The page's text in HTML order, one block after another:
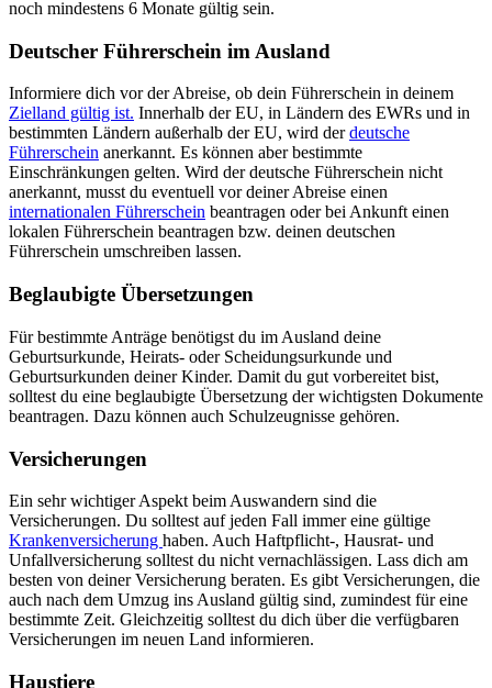
noch mindestens 6 Monate gültig sein.
Deutscher Führerschein im Ausland
Informiere dich vor der Abreise, ob dein Führerschein in deinem
Zielland gültig ist. Innerhalb der EU, in Ländern des EWRs und in
bestimmten Ländern außerhalb der EU, wird derdeutsche
Führerschein anerkannt. Es können aber bestimmte
Einschränkungen gelten. Wird der deutsche Führerschein nicht
anerkannt, musst du eventuell vor deiner Abreise einen
internationalen Führerschein beantragen oder bei Ankunft einen
lokalen Führerschein beantragen bzw. deinen deutschen
Führerschein umschreiben lassen.
Beglaubigte Übersetzungen
Für bestimmte Anträge benötigst du im Ausland deine
Geburtsurkunde, Heirats- oder Scheidungsurkunde und
Geburtsurkunden deiner Kinder. Damit du gut vorbereitet bist,
solltest du eine beglaubigte Übersetzung der wichtigsten Dokumente
beantragen. Dazu können auch Schulzeugnisse gehören.
Versicherungen
Ein sehr wichtiger Aspekt beim Auswandern sind die
Versicherungen. Du solltest auf jeden Fall immer eine gültige
Krankenversicherung haben. Auch Haftpflicht-, Hausrat- und
Unfallversicherung solltest du nicht vernachlässigen. Lass dich am
besten von deiner Versicherung beraten. Es gibt Versicherungen, die
auch nach dem Umzug ins Ausland gültig sind, zumindest für eine
bestimmte Zeit. Gleichzeitig solltest du dich über die verfügbaren
Versicherungen im neuen Land informieren.
Haustiere